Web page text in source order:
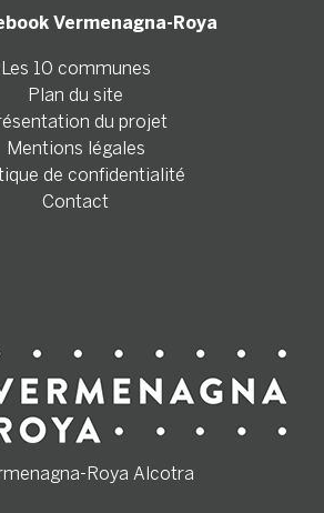
Vermenagna-Roya
Les 10 communes
Plan du site
du projet
Mentions légales
de confidentialité
Contact
Roya Alcotra